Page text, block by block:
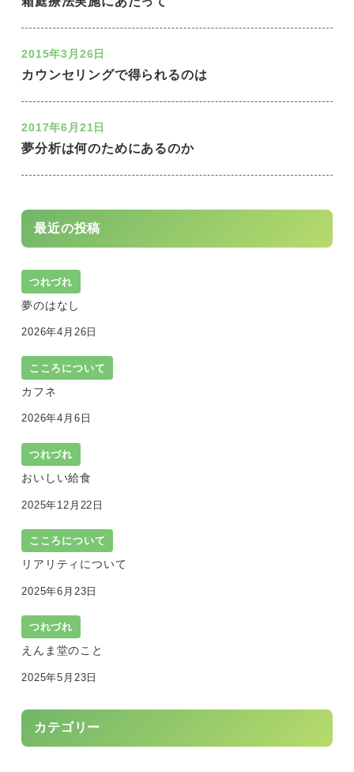
カウンセリングで得られるのは
2015年3月26日
夢分析は何のためにあるのか
2017年6月21日
最近の投稿
つれづれ
夢のはなし
2026年4月26日
こころについて
カフネ
2026年4月6日
つれづれ
おいしい給食
2025年12月22日
こころについて
リアリティについて
2025年6月23日
つれづれ
えんま堂のこと
2025年5月23日
カテゴリー